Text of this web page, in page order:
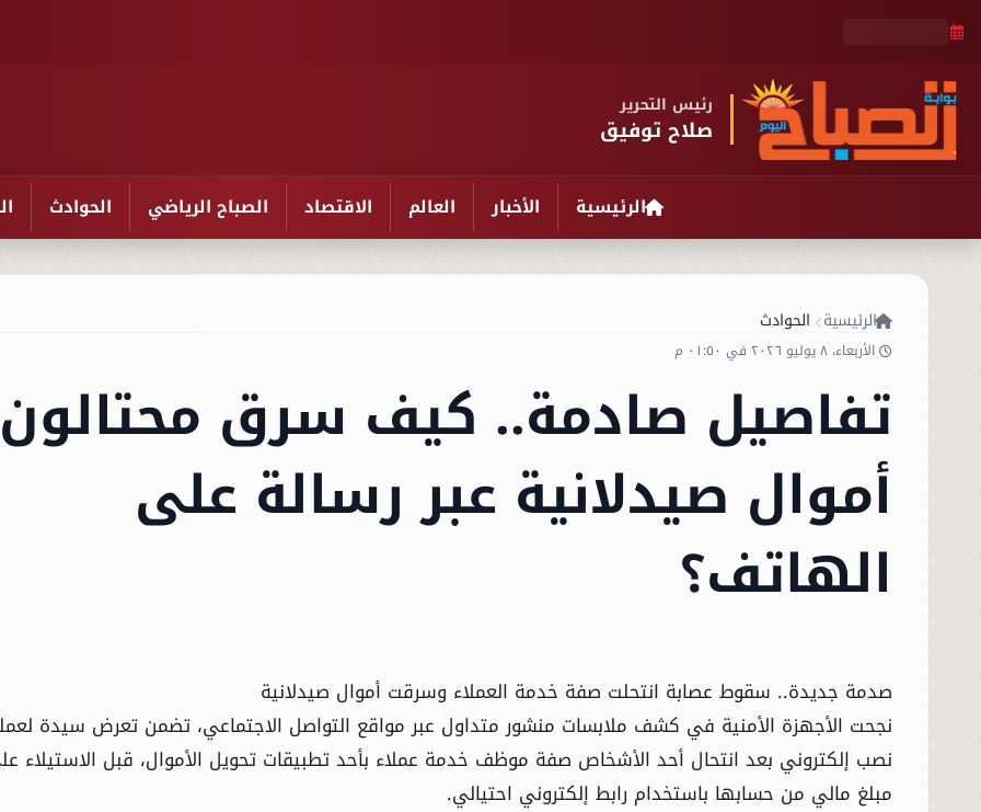
رئيس التحرير
صلاح توفيق
الرئيسية الأخبار العالم الاقتصاد الصباح الرياضي الحوادث
الرئيسية الحوادث
الأربعاء، ٨ يوليو ٢٠٢٦ في ٠١:٥٠ م
تفاصيل صادمة.. كيف سرق محتالون
أموال صيدلانية عبر رسالة على
الهاتف؟
صدمة جديدة.. سقوط عصابة انتحلت صفة خدمة العملاء وسرقت أموال صيدلانية
نجحت الأجهزة الأمنية في كشف ملابسات منشور متداول عبر مواقع التواصل الاجتماعي، تضمن تعرض سيدة
نصب إلكتروني بعد انتحال أحد الأشخاص صفة موظف خدمة عملاء بأحد تطبيقات تحويل الأموال، قبل الاستيلاء
مبلغ مالي من حسابها باستخدام رابط إلكتروني احتيالي.